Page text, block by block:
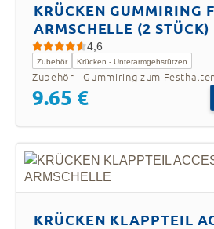
KRÜCKEN GUMMIRING
ARMSCHELLE (2 STÜCK)
4,6
Zubehör Krücken - Unterarmgehstützen
Zubehör - Gummiring zum
9.65 €
KRÜCKEN KLAPPTEIL